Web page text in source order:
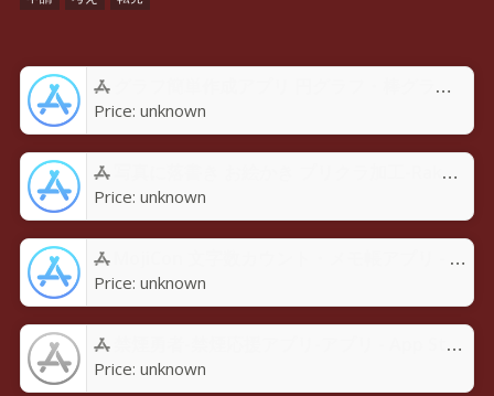
グラフ簡単作成アプリ 円グラフ・棒グラフ・折れ線GraPhoアプリ - App Store
Price: unknown
写真に落書き お絵かき プリクラ加工-Rakugaky-アプリ - App Store
Price: unknown
MojiCon 文字数カウント・メモ帳アプリ - App Store
Price: unknown
禁煙勇者-禁煙応援アプリ-アプリ - App Store
Price: unknown